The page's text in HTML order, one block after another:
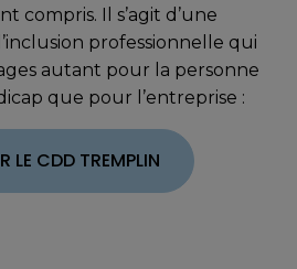
compris. Il s’agit d’une
professionnelle qui
autant pour la personne
que pour l’entreprise :
LE CDD TREMPLIN